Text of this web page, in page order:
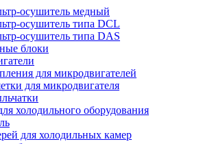
осушитель медный
осушитель типа DCL
осушитель типа DAS
блоки
для микродвигателей
для микродвигателя
холодильного оборудования
для холодильных камер